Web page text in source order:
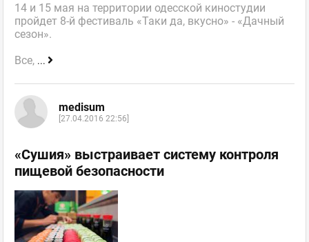
14 и 15 мая на территории одесской киностудии
пройдет 8-й фестиваль «Таки да, вкусно» - «Дачный
сезон».
Все, ...
medisum
[27.04.2016 22:56]
«Сушия» выстраивает систему контроля
пищевой безопасности